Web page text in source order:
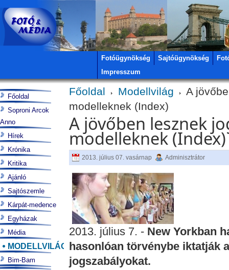
Fotóügynökség Sajtóügynökség
Impresszum
Főoldal Modellvilág
A
modelleknek (Index)
A jövőben lesznek
modelleknek (Index)
2013. július 07. vasárnap Adminisztrátor
2013. július 7. - New Yorkban
hasonlóan törvénybe iktatják
jogszabályokat.
Főoldal
Soproni Arcok
Anno
Hírek
Krónika
Kritika
Ajánló
Sajtószemle
Kárpát-medence
Egyházak
Média
MODELLVILÁG
Bim-Bam